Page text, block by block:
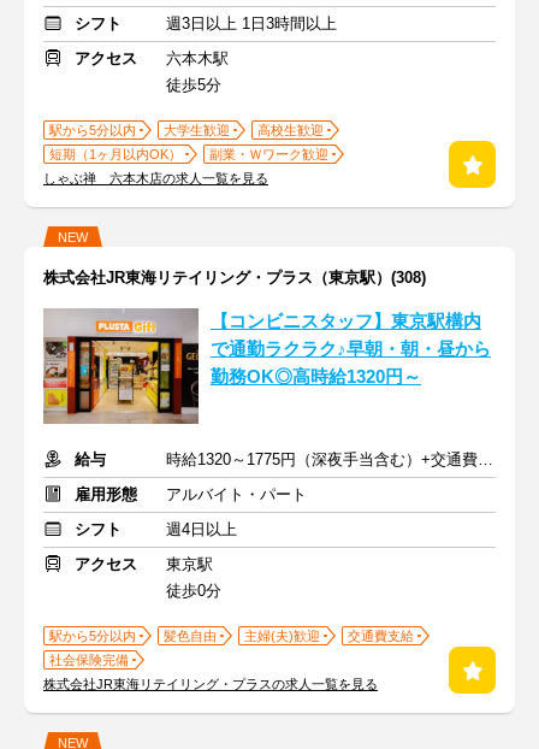
シフト
週3日以上 1日3時間以上
アクセス
六本木駅
徒歩5分
駅から5分以内 大学生歓迎
高校生歓迎
短期（1ヶ月以内OK）
副業・Ｗワーク歓迎
しゃぶ禅 六本木店の求人一覧を見る
NEW
株式会社JR東海リテイリング・プラス（東京駅）(308)
【コンビニスタッフ】東京駅構内
で通勤ラクラク♪早朝・朝・昼から
勤務OK◎高時給1320円～
給与
時給1320～1775円（深夜手当含む）+交通費支給※規程あり
雇用形態
アルバイト・パート
シフト
週4日以上
アクセス
東京駅
徒歩0分
駅から5分以内 髪色自由 主婦(夫)歓迎
交通費支給
社会保険完備
株式会社JR東海リテイリング・プラスの求人一覧を見る
NEW